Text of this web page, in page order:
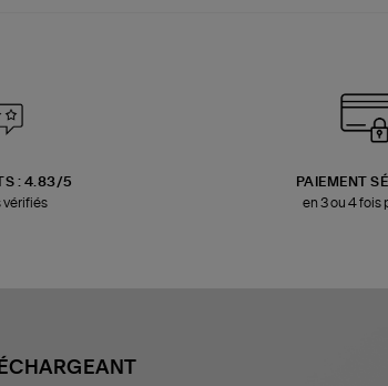
: 4.83/5
vérifiés
PAIEMENT
en 3 ou 4 fois